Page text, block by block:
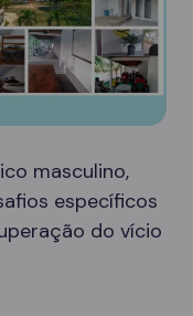
masculino,
específicos
do vício